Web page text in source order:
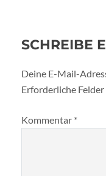
SCHREIBE
Deine E-Mail-
Erforderliche
Kommentar *